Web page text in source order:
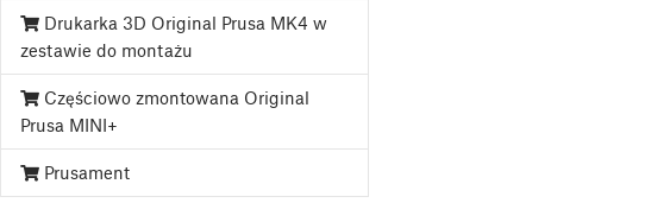
Drukarka 3D Original Prusa MK4 w
zestawie do montażu
Częściowo zmontowana Original
Prusa MINI+
Prusament